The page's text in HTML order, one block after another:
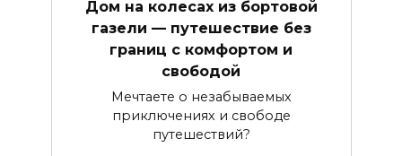
Дом на колесах из бортовой
газели — путешествие без
границ с комфортом и
свободой
Мечтаете о незабываемых
приключениях и свободе
путешествий?